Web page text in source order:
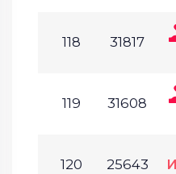
118 31817
119 31608
120 25643